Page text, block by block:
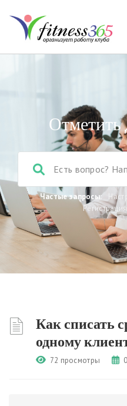
Отметить
Частые запросы:
Как списать
одному
72 просмотры